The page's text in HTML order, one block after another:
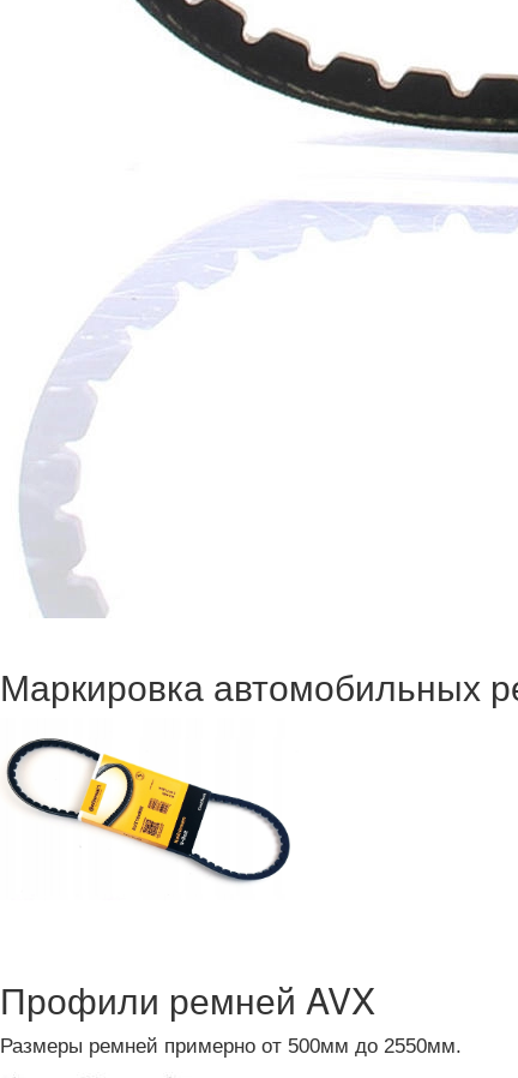
Маркировка автомобильных
Профили ремней AVX
Размеры ремней примерно от 500мм до 2550мм.